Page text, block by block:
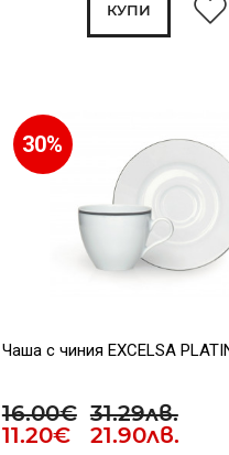
КУПИ
30%
Чаша с чиния EXCELSA
16.00€ 31.29лв.
11.20€ 21.90лв.